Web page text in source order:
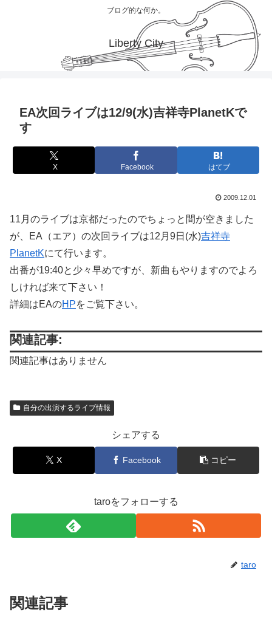
ブログ的な何か。
Liberty City
EA次回ライブは12/9(水)吉祥寺PlanetKで
す
X Facebook はてブ
2009.12.01
11月のライブは京都だったのでちょっと間が空きました
が、EA（エア）の次回ライブは12月9日(水)吉祥寺
PlanetKにて行います。
出番が19:40と少々早めですが、新曲もやりますのでよろ
しければ来て下さい！
詳細はEAのHPをご覧下さい。
関連記事:
関連記事はありません
自分の出演するライブ情報
シェアする
X Facebook コピー
taroをフォローする
taro
関連記事